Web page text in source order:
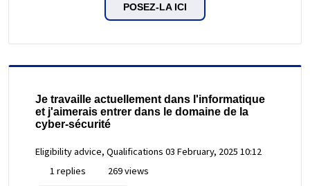
POSEZ-LA ICI
Je travaille actuellement dans l'informatique
et j'aimerais entrer dans le domaine de la
cyber-sécurité
Eligibility advice, Qualifications 03 February, 2025 10:12
1 replies
269 views